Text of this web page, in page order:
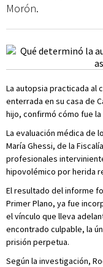
Morón.
La autopsia practicada al
enterrada en su casa de
hijo, confirmó cómo fue
La evaluación médica de
María Ghessi, de la
profesionales
hipovolémico por herida
El resultado del informe
Primer Plano, ya fue
el vínculo que lleva
encontrado culpable, la
prisión perpetua.
Según la investigación,